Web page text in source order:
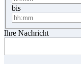
bis
Ihre Nachricht